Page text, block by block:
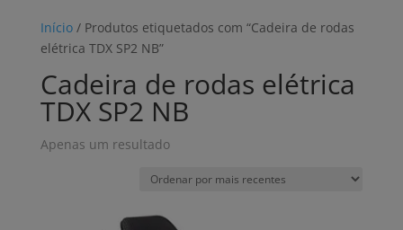
Início/ Produtos etiquetados com “Cadeira de rodas
elétrica TDX SP2 NB”
Cadeira de rodas elétrica
TDX SP2 NB
Apenas um resultado